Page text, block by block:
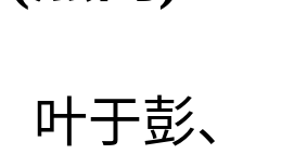
叶于彭、